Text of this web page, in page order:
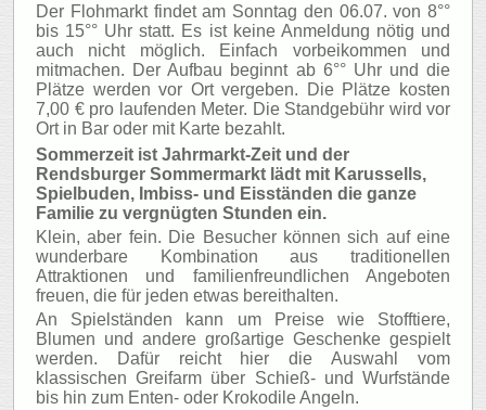
Der Flohmarkt findet am Sonntag den 06.07. von 8°°
bis 15°° Uhr statt. Es ist keine Anmeldung nötig und
auch nicht möglich. Einfach vorbeikommen und
mitmachen. Der Aufbau beginnt ab 6°° Uhr und die
Plätze werden vor Ort vergeben. Die Plätze kosten
7,00 € pro laufenden Meter. Die Standgebühr wird vor
Ort in Bar oder mit Karte bezahlt.
Sommerzeit ist Jahrmarkt-Zeit und der
Rendsburger Sommermarkt lädt mit Karussells,
Spielbuden, Imbiss- und Eisständen die ganze
Familie zu vergnügten Stunden ein.
Klein, aber fein. Die Besucher können sich auf eine
wunderbare Kombination aus traditionellen
Attraktionen und familienfreundlichen Angeboten
freuen, die für jeden etwas bereithalten.
An Spielständen kann um Preise wie Stofftiere,
Blumen und andere großartige Geschenke gespielt
werden. Dafür reicht hier die Auswahl vom
klassischen Greifarm über Schieß- und Wurfstände
bis hin zum Enten- oder Krokodile Angeln.